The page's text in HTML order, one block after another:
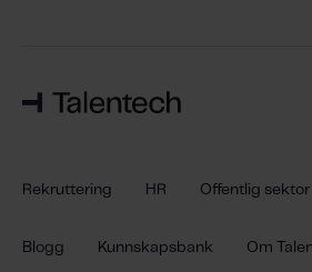
Rekruttering HR Offentlig sektor
Blogg Kunnskapsbank Om